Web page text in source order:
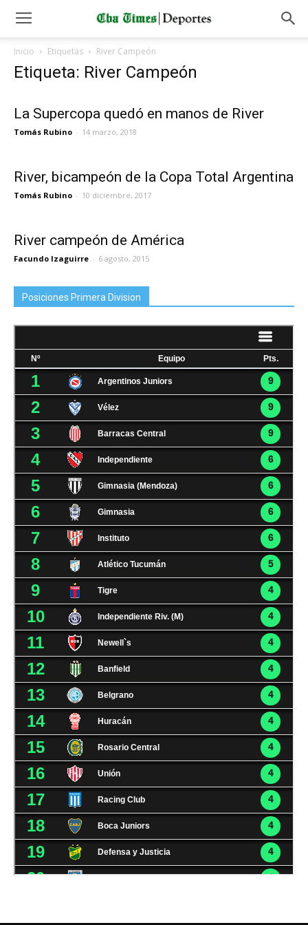
Inicio Etiquetas River Campeón
Etiqueta: River Campeón
La Supercopa quedó en manos de River
Tomás Rubino - 14 marzo, 2018
River, bicampeón de la Copa Total Argentina
Tomás Rubino - 10 diciembre, 2017
River campeón de América
Facundo Izaguirre - 6 agosto, 2015
Posiciones Primera Division